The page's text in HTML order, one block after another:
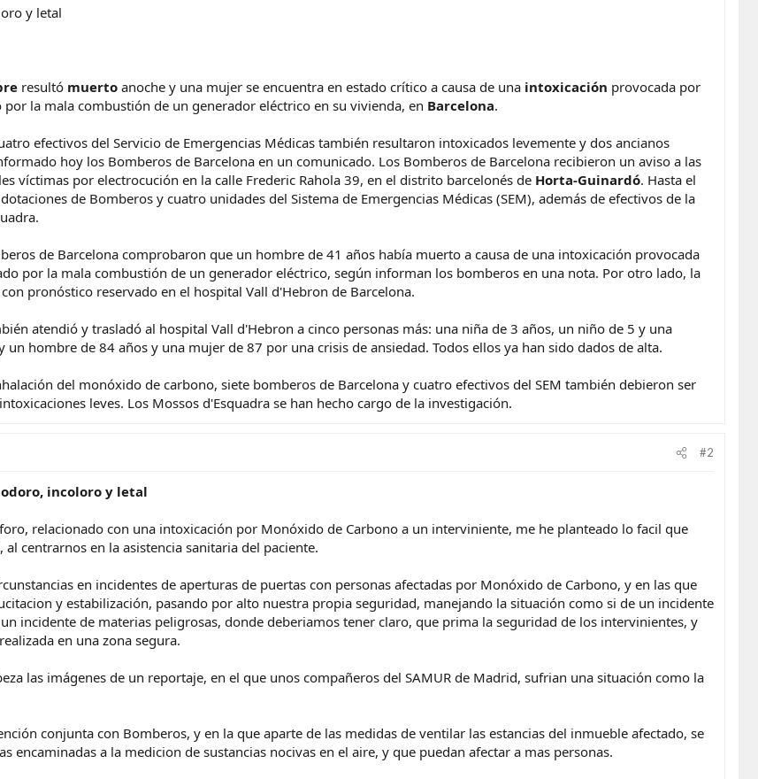
resultó muerto anoche y una mujer se encuentra en estado crítico a causa de una intoxicación provocada por
la mala combustión de un generador eléctrico en su vivienda, en Barcelona.
efectivos del Servicio de Emergencias Médicas también resultaron intoxicados levemente y dos ancianos
hoy los Bomberos de Barcelona en un comunicado. Los Bomberos de Barcelona recibieron un aviso a las
víctimas por electrocución en la calle Frederic Rahola 39, en el distrito barcelonés de Horta-Guinardó. Hasta el
de Bomberos y cuatro unidades del Sistema de Emergencias Médicas (SEM), además de efectivos de la
de Barcelona comprobaron que un hombre de 41 años había muerto a causa de una intoxicación provocada
por la mala combustión de un generador eléctrico, según informan los bomberos en una nota. Por otro lado, la
pronóstico reservado en el hospital Vall d'Hebron de Barcelona.
atendió y trasladó al hospital Vall d'Hebron a cinco personas más: una niña de 3 años, un niño de 5 y una
hombre de 84 años y una mujer de 87 por una crisis de ansiedad. Todos ellos ya han sido dados de alta.
del monóxido de carbono, siete bomberos de Barcelona y cuatro efectivos del SEM también debieron ser
leves. Los Mossos d'Esquadra se han hecho cargo de la investigación.​
#2
incoloro y letal
relacionado con una intoxicación por Monóxido de Carbono a un interviniente, me he planteado lo facil que
centrarnos en la asistencia sanitaria del paciente.
en incidentes de aperturas de puertas con personas afectadas por Monóxido de Carbono, y en las que
y estabilización, pasando por alto nuestra propia seguridad, manejando la situación como si de un incidente
incidente de materias peligrosas, donde deberiamos tener claro, que prima la seguridad de los intervinientes, y
en una zona segura.
las imágenes de un reportaje, en el que unos compañeros del SAMUR de Madrid, sufrian una situación como la
conjunta con Bomberos, y en la que aparte de las medidas de ventilar las estancias del inmueble afectado, se
encaminadas a la medicion de sustancias nocivas en el aire, y que puedan afectar a mas personas.